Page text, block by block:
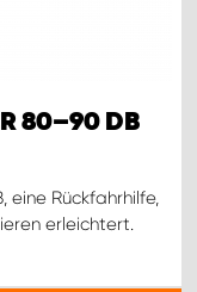
80–90 DB
eine Rückfahrhilfe,
erleichtert.